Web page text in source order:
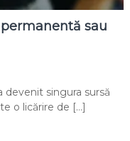
sau
devenit singura sursă
o licărire de […]